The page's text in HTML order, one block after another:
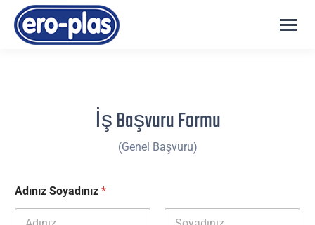
İş Başvuru Formu
(Genel Başvuru)
Adınız Soyadınız *